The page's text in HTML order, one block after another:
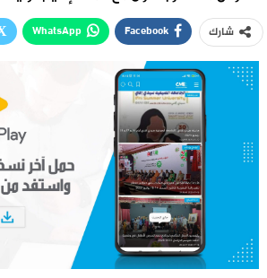
شارك Facebook
WhatsApp